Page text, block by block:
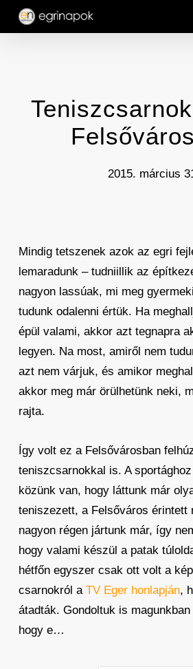
Skip
2015. március
Mindig tetszenek azok az egri
lemaradunk – tudniillik az
nagyon lassúak, mi meg
tudunk odalenni értük. Ha
épül valami, akkor azt tegnapra
legyen. Na most, amiről nem
azt nem várjuk, és amikor
akkor meg már örülhetünk neki,
rajta.
Így volt ez a Felsővárosban
teniszcsarnokkal is. A
közünk van, hogy láttunk már
teniszezett, a Felsőváros érintett
nagyon régen jártunk már, így
hogy valami készül a patak
hétfőn egyszer csak ott volt a
csarnokról a TV Eger honlapján,
átadták. Gondoltuk is
hogy e…